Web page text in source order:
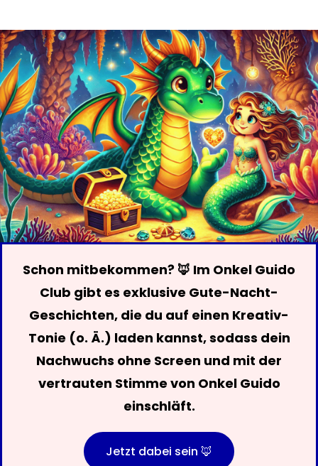
Schon mitbekommen? 🦊 Im Onkel Guido
Club gibt es exklusive Gute-Nacht-
Geschichten, die du auf einen Kreativ-
Tonie (o. Ä.) laden kannst, sodass dein
Nachwuchs ohne Screen und mit der
vertrauten Stimme von Onkel Guido
einschläft.
Jetzt dabei sein 🦊